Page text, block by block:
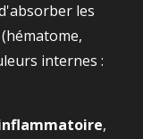
les
internes :
,